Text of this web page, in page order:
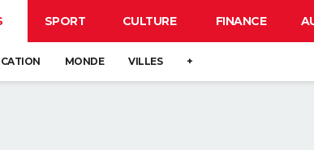
SPORT CULTURE FINANCE
MONDE VILLES +